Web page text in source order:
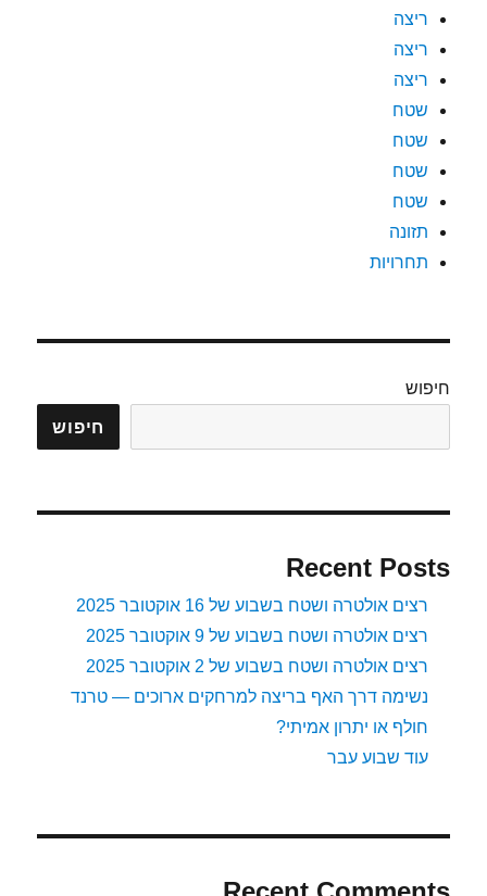
ריצה
ריצה
ריצה
שטח
שטח
שטח
שטח
תזונה
תחרויות
חיפוש
חיפוש
Recent Posts
רצים אולטרה ושטח בשבוע של 16 אוקטובר 2025
רצים אולטרה ושטח בשבוע של 9 אוקטובר 2025
רצים אולטרה ושטח בשבוע של 2 אוקטובר 2025
נשימה דרך האף בריצה למרחקים ארוכים — טרנד
חולף או יתרון אמיתי?
עוד שבוע עבר